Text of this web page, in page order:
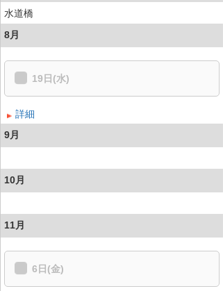
水道橋
8月
19日(水)
詳細
9月
10月
11月
6日(金)